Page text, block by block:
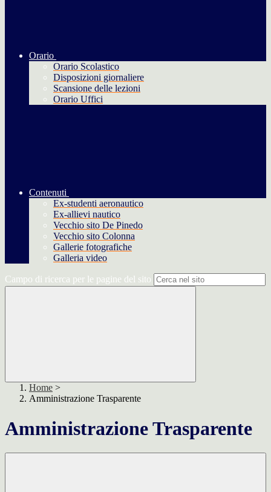
Orario
Orario Scolastico
Disposizioni giornaliere
Scansione delle lezioni
Orario Uffici
Contenuti
Ex-studenti aeronautico
Ex-allievi nautico
Vecchio sito De Pinedo
Vecchio sito Colonna
Gallerie fotografiche
Galleria video
Campo di ricerca per le pagine del sito
Home >
Amministrazione Trasparente
Amministrazione Trasparente